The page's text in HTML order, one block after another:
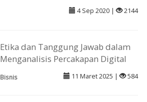
4 Sep 2020 | 2144
Etika dan Tanggung Jawab dalam
Menganalisis Percakapan Digital
Bisnis 11 Maret 2025 | 584